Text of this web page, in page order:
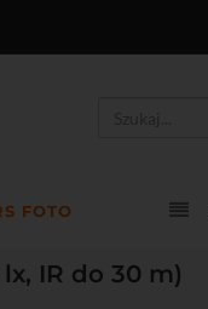
FOTO
IR do 30 m)